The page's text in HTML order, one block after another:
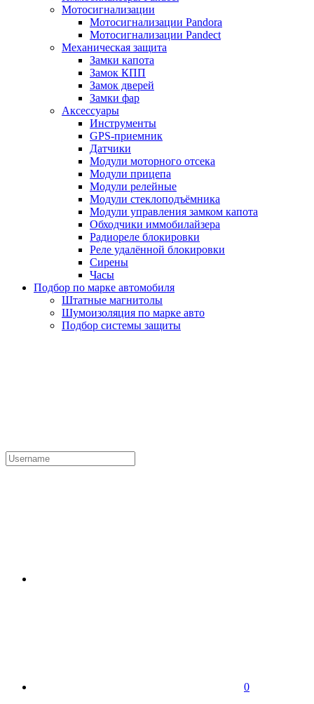
Мотосигнализации
Мотосигнализации Pandora
Мотосигнализации Pandect
Механическая защита
Замки капота
Замок КПП
Замок дверей
Замки фар
Аксессуары
Инструменты
GPS-приемник
Датчики
Модули моторного отсека
Модули прицепа
Модули релейные
Модули стеклоподъёмника
Модули управления замком капота
Обходчики иммобилайзера
Радиореле блокировки
Реле удалённой блокировки
Сирены
Часы
Подбор по марке автомобиля
Штатные магнитолы
Шумоизоляция по марке авто
Подбор системы защиты
0